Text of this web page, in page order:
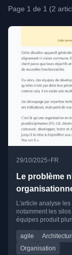
Page 1 de 1 (2
29/10/2025• FR
Le problème
L'article analyse
notamment les
équipes produit
agile
Organisation